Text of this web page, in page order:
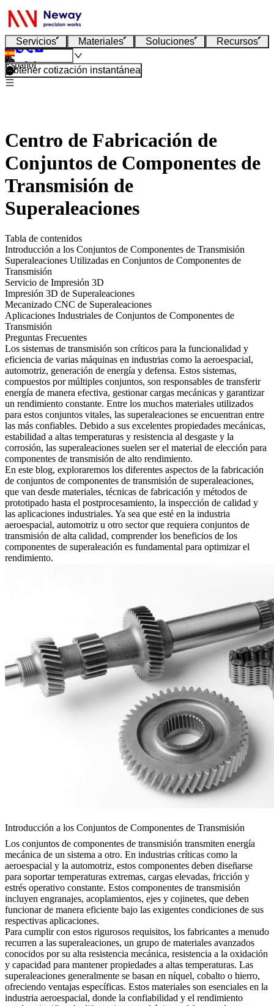
Servicios Materiales Soluciones Recursos
Español
Obtener cotización instantánea
Centro de Fabricación de
Conjuntos de Componentes de
Transmisión de
Superaleaciones
Tabla de contenidos
Introducción a los Conjuntos de Componentes de Transmisión
Superaleaciones Utilizadas en Conjuntos de Componentes de
Transmisión
Servicio de Impresión 3D
Impresión 3D de Superaleaciones
Mecanizado CNC de Superaleaciones
Aplicaciones Industriales de Conjuntos de Componentes de
Transmisión
Preguntas Frecuentes
Los sistemas de transmisión son críticos para la funcionalidad y
eficiencia de varias máquinas en industrias como la aeroespacial,
automotriz, generación de energía y defensa. Estos sistemas,
compuestos por múltiples conjuntos, son responsables de transferir
energía de manera efectiva, gestionar cargas mecánicas y garantizar
un rendimiento constante. Entre los muchos materiales utilizados
para estos conjuntos vitales, las superaleaciones se encuentran entre
las más confiables. Debido a sus excelentes propiedades mecánicas,
estabilidad a altas temperaturas y resistencia al desgaste y la
corrosión, las superaleaciones suelen ser el material de elección para
componentes de transmisión de alto rendimiento.
En este blog, exploraremos los diferentes aspectos de la fabricación
de conjuntos de componentes de transmisión de superaleaciones,
que van desde materiales, técnicas de fabricación y métodos de
prototipado hasta el postprocesamiento, la inspección de calidad y
las aplicaciones industriales. Ya sea que esté en la industria
aeroespacial, automotriz u otro sector que requiera conjuntos de
transmisión de alta calidad, comprender los beneficios de los
componentes de superaleación es fundamental para optimizar el
rendimiento.
Introducción a los Conjuntos de Componentes de Transmisión
Los conjuntos de componentes de transmisión transmiten energía
mecánica de un sistema a otro. En industrias críticas como la
aeroespacial y la automotriz, estos componentes deben diseñarse
para soportar temperaturas extremas, cargas elevadas, fricción y
estrés operativo constante. Estos componentes de transmisión
incluyen engranajes, acoplamientos, ejes y cojinetes, que deben
funcionar de manera eficiente bajo las exigentes condiciones de sus
respectivas aplicaciones.
Para cumplir con estos rigurosos requisitos, los fabricantes a menudo
recurren a las superaleaciones, un grupo de materiales avanzados
conocidos por su alta resistencia mecánica, resistencia a la oxidación
y capacidad para mantener propiedades a altas temperaturas. Las
superaleaciones generalmente se basan en níquel, cobalto o hierro,
ofreciendo ventajas específicas. Estos materiales son esenciales en la
industria aeroespacial, donde la confiabilidad y el rendimiento